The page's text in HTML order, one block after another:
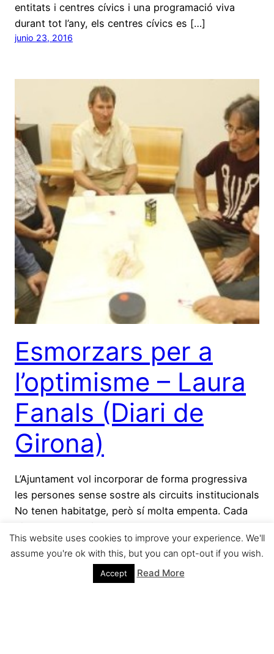
entitats i centres cívics i una programació viva
durant tot l’any, els centres cívics es […]
junio 23, 2016
Esmorzars per a
l’optimisme – Laura
Fanals (Diari de
Girona)
L’Ajuntament vol incorporar de forma progressiva
les persones sense sostre als circuits institucionals
No tenen habitatge, però sí molta empenta. Cada
dimecres, l’Espai 31del Mercadal acull les “Trobades
amb sostre”, […]
junio 23, 2016
This website uses cookies to improve your experience. We'll
assume you're ok with this, but you can opt-out if you wish.
Accept Read More